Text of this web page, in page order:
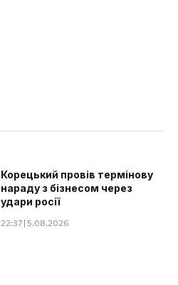
Корецький провів термінову
нараду з бізнесом через
удари росії
22:37 | 5.08.2026